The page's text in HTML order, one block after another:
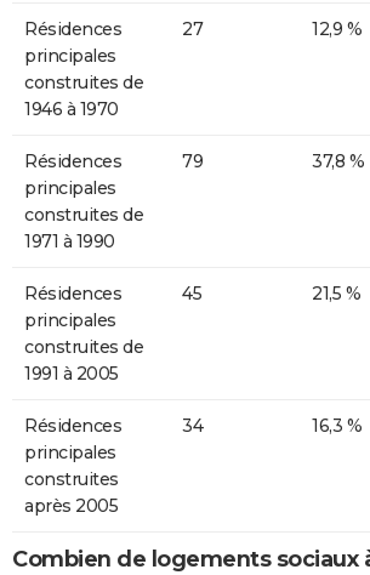
Résidences
principales
construites de
1946 à 1970
27 12,9 %
Résidences
principales
construites de
1971 à 1990
79 37,8 %
Résidences
principales
construites de
1991 à 2005
45 21,5 %
Résidences
principales
construites
après 2005
34 16,3 %
Combien de logements sociaux